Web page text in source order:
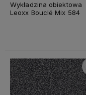
Wykładzina obiektowa
Leoxx Bouclé Mix 584